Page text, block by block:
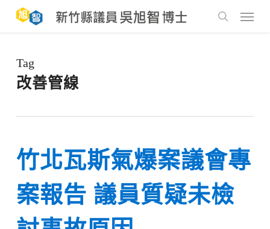
main
Menu
Tag
改善管線
竹北瓦斯氣爆案議會專
案報告 議員質疑未檢